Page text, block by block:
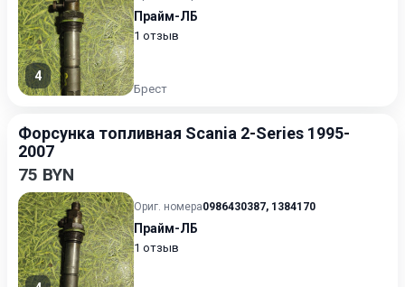
4
Прайм-ЛБ
1 отзыв
Брест
Форсунка топливная Scania 2-Series 1995-
2007
75 BYN
Ориг. номера0986430387, 1384170
Прайм-ЛБ
1 отзыв